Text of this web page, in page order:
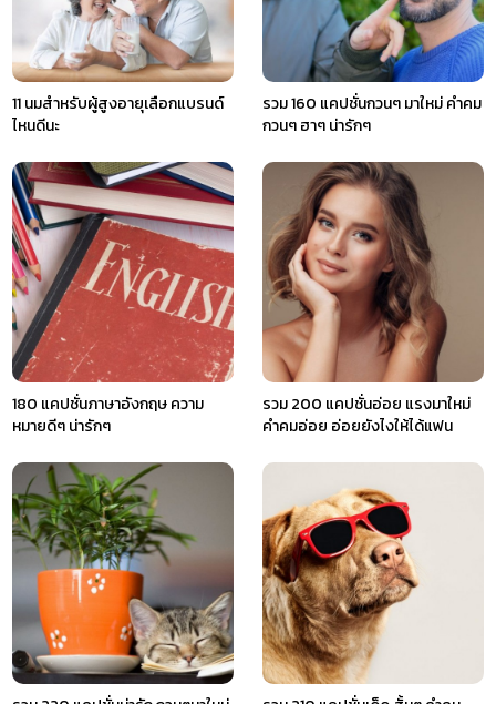
11 นมสำหรับผู้สูงอายุเลือกแบรนด์
ไหนดีนะ
รวม 160 แคปชั่นกวนๆ มาใหม่ คําคม
กวนๆ ฮาๆ น่ารักๆ
180 แคปชั่นภาษาอังกฤษ ความ
หมายดีๆ น่ารักๆ
รวม 200 แคปชั่นอ่อย แรงมาใหม่
คำคมอ่อย อ่อยยังไงให้ได้แฟน